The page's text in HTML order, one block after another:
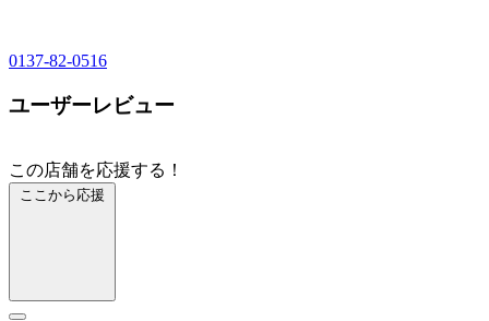
0137-82-0516
ユーザーレビュー
この店舗を応援する！
ここから応援